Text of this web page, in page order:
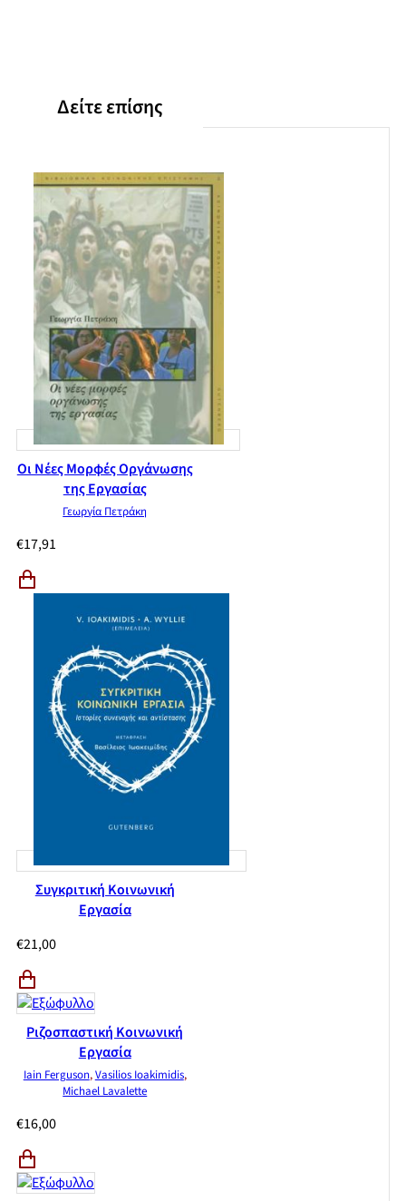
ΣύνοψηΔείτε επίσης
Οι Νέες Μορφές Οργάνωσης
της Εργασίας
Γεωργία Πετράκη
€17,91
Συγκριτική Κοινωνική
Εργασία
€21,00
Ριζοσπαστική Κοινωνική
Εργασία
Iain Ferguson,Vasilios Ioakimidis,
Michael Lavalette
€16,00